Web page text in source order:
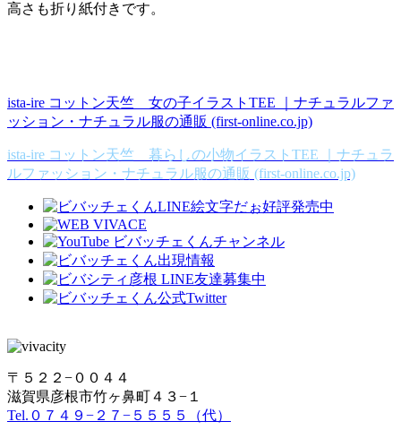
高さも折り紙付きです。
ista-ire コットン天竺 女の子イラストTEE ｜ナチュラルファ
ッション・ナチュラル服の通販 (first-online.co.jp)
ista-ire コットン天竺 暮らしの小物イラストTEE ｜ナチュラ
ルファッション・ナチュラル服の通販 (first-online.co.jp)
〒５２２−００４４
滋賀県彦根市竹ヶ鼻町４３−１
Tel.０７４９−２７−５５５５（代）